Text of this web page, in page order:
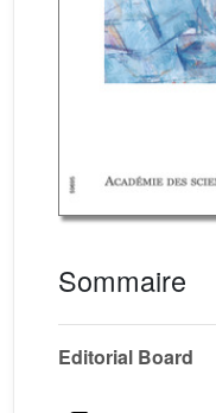
Sommaire
Editorial Board